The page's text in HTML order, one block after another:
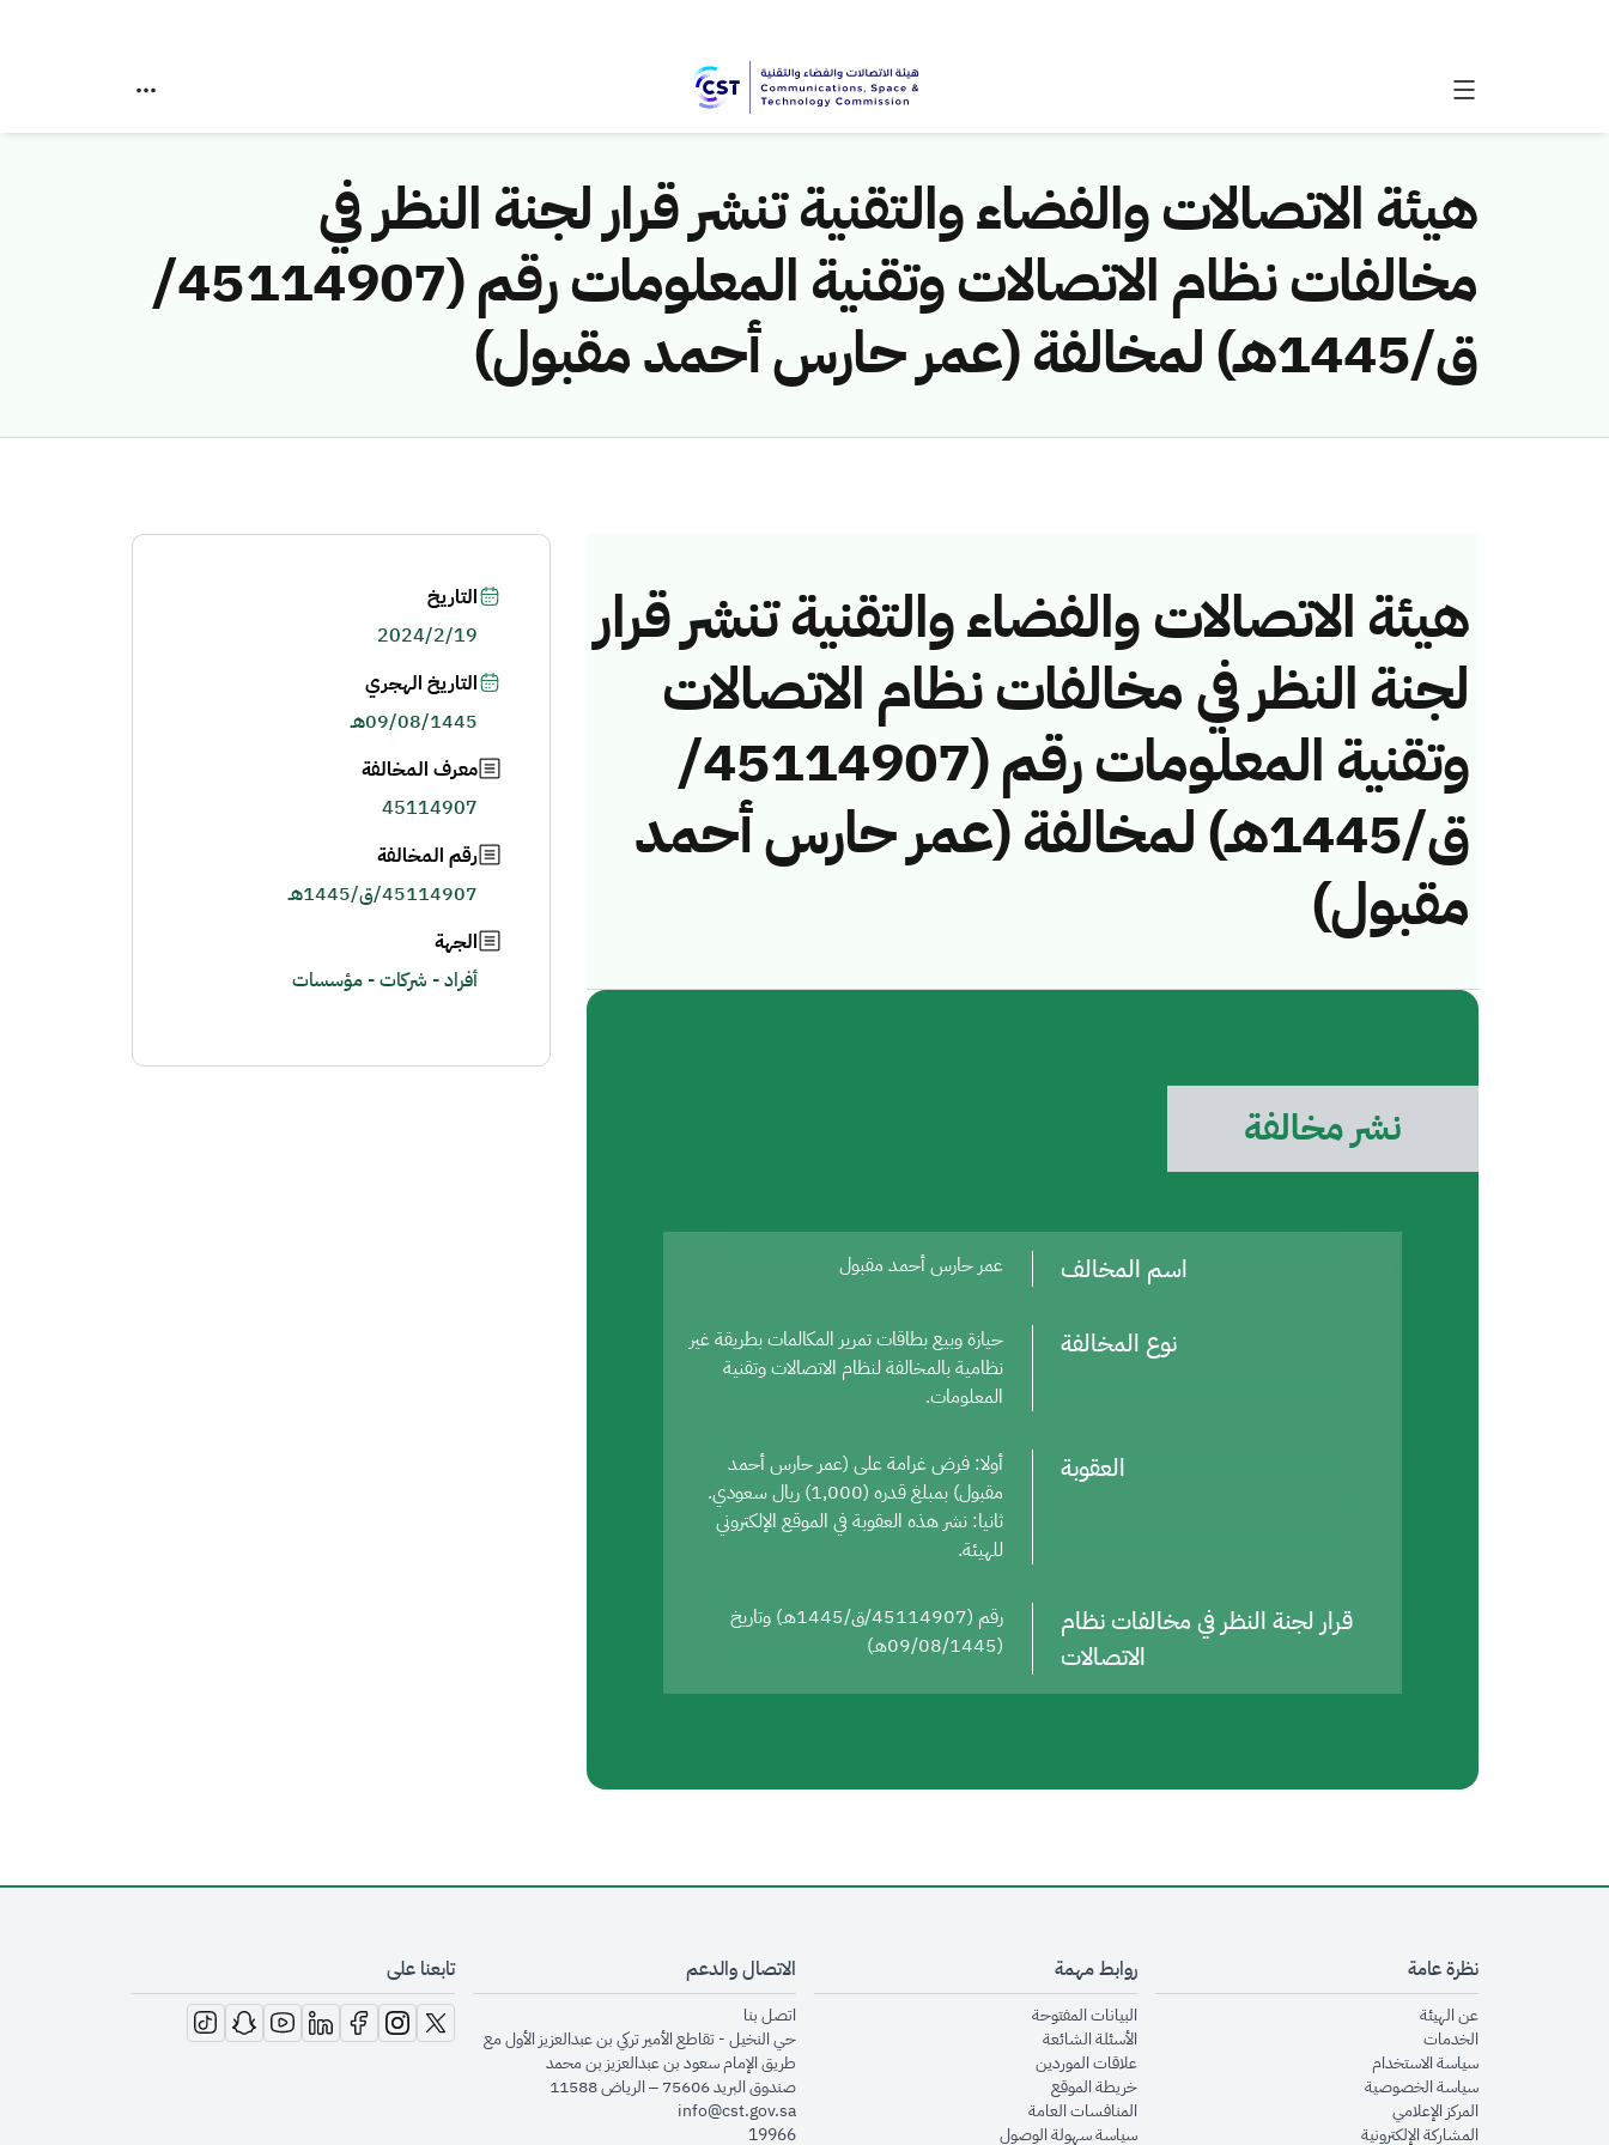
هيئة الاتصالات والفضاء والتقنية تنشر قرار لجنة النظر في
مخالفات نظام الاتصالات وتقنية المعلومات رقم (45114907/
ق/1445هـ) لمخالفة (عمر حارس أحمد مقبول)
هيئة الاتصالات والفضاء والتقنية تنشر قرار
لجنة النظر في مخالفات نظام الاتصالات
وتقنية المعلومات رقم (45114907/
ق/1445هـ) لمخالفة (عمر حارس أحمد
مقبول)
نشر مخالفة
اسم المخالف عمر حارس أحمد مقبول
نوع المخالفة
حيازة وبيع بطاقات تمرير المكالمات بطريقة غير
نظامية بالمخالفة لنظام الاتصالات وتقنية
المعلومات.
العقوبة
أولا: فرض غرامة على (عمر حارس أحمد
مقبول) بمبلغ قدره (1,000) ريال سعودي.
ثانيا: نشر هذه العقوبة في الموقع الإلكتروني
للهيئة.
قرار لجنة النظر في مخالفات نظام
الاتصالات
رقم (45114907/ق/1445هـ) وتاريخ
(09/08/1445هـ)
التاريخ
2024/2/19
التاريخ الهجري
09/08/1445هـ
معرف المخالفة
45114907
رقم المخالفة
45114907/ق/1445هـ
الجهة
أفراد - شركات - مؤسسات
نظرة عامة
عن الهيئةopens in new window
الخدماتopens in new window
سياسة الاستخدام
سياسة الخصوصيةopens in new window
المركز الإعلاميopens in new window
المشاركة الإلكترونيةopens in new window
روابط مهمة
البيانات المفتوحةopens in new window
الأسئلة الشائعةopens in new window
علاقات الموردينopens in new window
خريطة الموقعopens in new window
المنافسات العامةopens in new window
سياسة سهولة الوصولopens in new window
الاتصال والدعم
اتصل بنا
حي النخيل - تقاطع الأمير تركي بن عبدالعزيز الأول مع
طريق الإمام سعود بن عبدالعزيز بن محمد
صندوق البريد 75606 – الرياض 11588
info@cst.gov.sa
19966
تابعنا على
opens in new window
opens in new window
opens in new window
opens in new window
opens in new window
opens in new window
opens in new window